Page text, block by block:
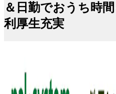
＆日勤でおうち時
利厚生充実